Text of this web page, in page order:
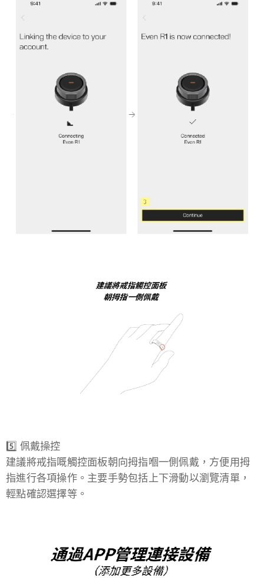
5️⃣ 佩戴操控
建議將戒指嘅觸控面板朝向拇指嗰一側佩戴，方便用拇
指進行各項操作。主要手勢包括上下滑動以瀏覽清單，
輕點確認選擇等。